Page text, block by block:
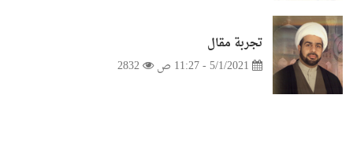
تجربة مقال
2832